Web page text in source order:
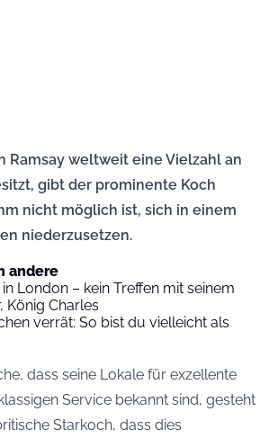
Ramsay weltweit eine Vielzahl an
gibt der prominente Koch
nicht möglich ist, sich in einem
niederzusetzen.
andere
London – kein Treffen mit seinem
König Charles
verrät: So bist du vielleicht als
dass seine Lokale für exzellente
Service bekannt sind, gesteht
Starkoch, dass dies